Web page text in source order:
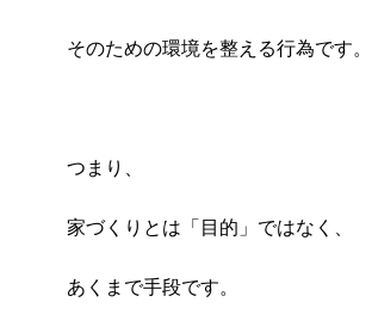
そのための環境を整える行為です。
つまり、
家づくりとは「目的」ではなく、
あくまで手段です。